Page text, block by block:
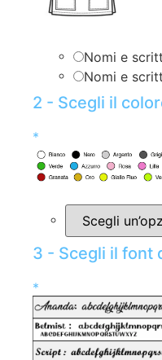
Nomi e
Nomi e
2 - Scegli il
*
3 - Scegli il font
*